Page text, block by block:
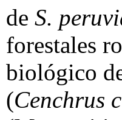
de S.
forestales
biológico
(Cenchrus